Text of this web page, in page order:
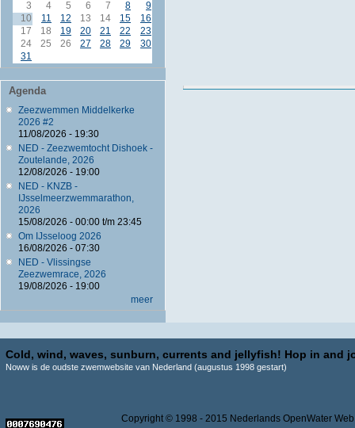
3
4 5 6 7 8
9
10
11 12 13 14 15
16
17
18 19 20 21 22
23
24
25 26 27 28 29
30
31
Agenda
Zeezwemmen Middelkerke
2026 #2
11/08/2026 - 19:30
NED - Zeezwemtocht Dishoek -
Zoutelande, 2026
12/08/2026 - 19:00
NED - KNZB -
IJsselmeerzwemmarathon,
2026
15/08/2026 - 00:00t/m 23:45
Om IJsseloog 2026
16/08/2026 - 07:30
NED - Vlissingse
Zeezwemrace, 2026
19/08/2026 - 19:00
meer
Cold, wind, waves, sunburn, currents and jellyfish! Hop in and
Noww is de oudste zwemwebsite van Nederland (augustus 1998 gestart)
Copyright © 1998 - 2015 Nederlands OpenWater